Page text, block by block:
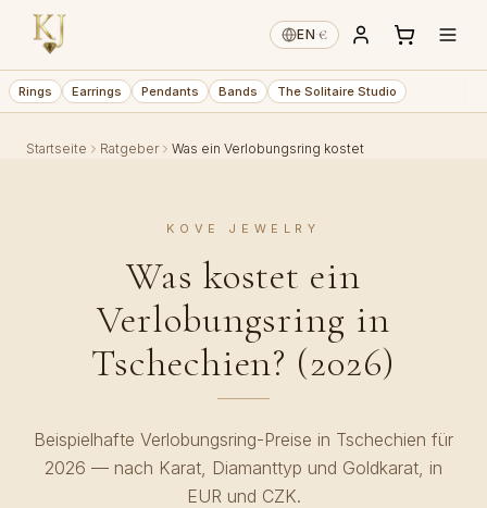
EN·€
Rings Earrings Pendants Bands The Solitaire Studio
Startseite Ratgeber Was ein Verlobungsring kostet
KOVE JEWELRY
Was kostet ein
Verlobungsring in
Tschechien? (2026)
Beispielhafte Verlobungsring-Preise in Tschechien für
2026 — nach Karat, Diamanttyp und Goldkarat, in
EUR und CZK.